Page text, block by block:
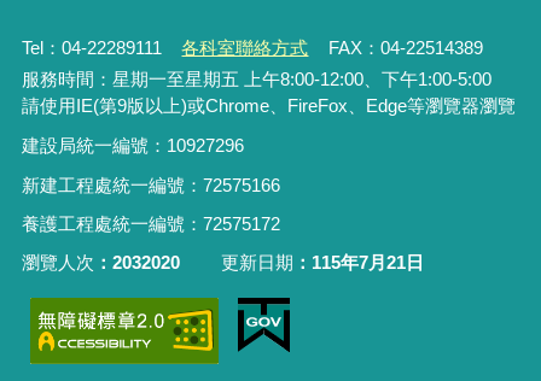
Tel：04-22289111 各科室聯絡方式
FAX：04-22514389
服務時間：星期一至星期五 上午8:00-12:00、下午1:00-5:00
請使用IE(第9版以上)或Chrome、FireFox、Edge等瀏覽器瀏覽
建設局統一編號：10927296
新建工程處統一編號 ： 72575166
養護工程處統一編號 ： 72575172
瀏覽人次
2032020 更新日期 115年7月21日